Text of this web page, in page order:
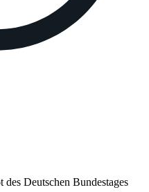
Deutschen Bundestages